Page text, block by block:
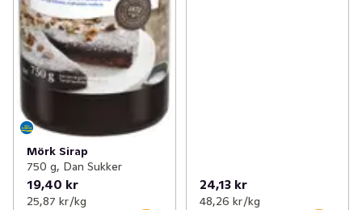
Mörk Sirap
750 g, Dan Sukker
19,40 kr
25,87 kr /kg
24,13 kr
48,26 kr /kg